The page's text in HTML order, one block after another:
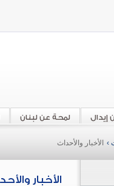
لمحة عن لبنان إيدال
› الأخبار والأحداث
الأخبار